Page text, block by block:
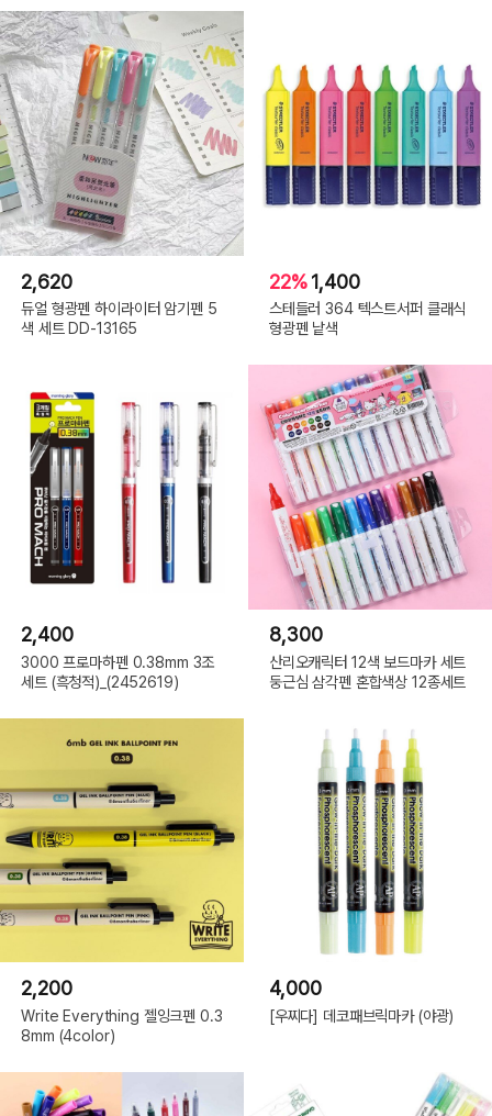
2,620
듀얼 형광펜 하이라이터 암기펜 5
색 세트 DD-13165
22%1,400
스테들러 364 텍스트서퍼 클래식
형광펜 낱색
2,400
3000 프로마하펜 0.38mm 3조
세트 (흑청적)_(2452619)
8,300
산리오캐릭터 12색 보드마카 세트
둥근심 삼각펜 혼합색상 12종세트
2,200
Write Everything 젤잉크펜 0.3
8mm (4color)
4,000
[우찌다] 데코패브릭마카 (야광)